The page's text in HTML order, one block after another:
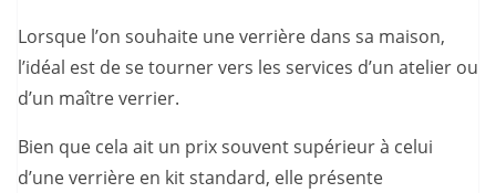
Lorsque l’on souhaite une verrière dans sa maison,
l’idéal est de se tourner vers les services d’un atelier ou
d’un maître verrier.
Bien que cela ait un prix souvent supérieur à celui
d’une verrière en kit standard, elle présente